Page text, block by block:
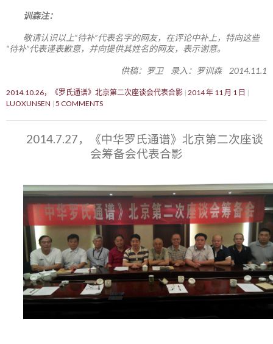
训森注：
敬请认识以上“待补”代表名字的网友，在评论中补上，特向这些
“待补”代表谨表歉意，并向提供其姓名的网友，表示谢意。
供稿：罗卫 录入：罗训森 2014.11.1
2014.10.26，《罗氏通谱》北京第二次座谈会代表合影 2014 年 11 月 1 日
LUOXUNSEN 5 COMMENTS
2014.7.27，《中华罗氏通谱》北京第二次座谈
会筹备会代表合影